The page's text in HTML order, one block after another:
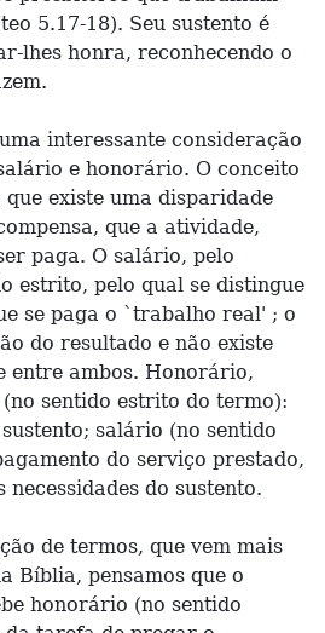
5.17-18). Seu sustento é
lhes honra, reconhecendo o
interessante consideração
e honorário. O conceito
existe uma disparidade
que a atividade,
paga. O salário, pelo
estrito, pelo qual se distingue
se paga o `trabalho real' ; o
do resultado e não existe
entre ambos. Honorário,
sentido estrito do termo):
salário (no sentido
do serviço prestado,
necessidades do sustento.
de termos, que vem mais
Bíblia, pensamos que o
honorário (no sentido